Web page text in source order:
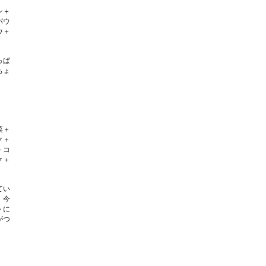
＋
ウ
＋
ぱ
ょ
＋
＋
コ
＋
い
今
に
つ